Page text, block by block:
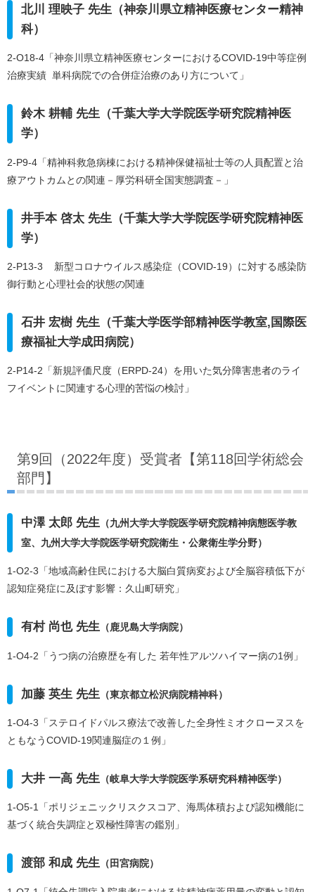
北川 理映子 先生（神奈川県立精神医療センター精神
科）
2-O18-4「神奈川県立精神医療センターにおけるCOVID-19中等症例
治療実績 単科病院での合併症治療のあり方について」
鈴木 耕輔 先生（千葉大学大学院医学研究院精神医
学）
2-P9-4「精神科救急病棟における精神保健福祉士等の人員配置と治
療アウトカムとの関連－厚労科研全国実態調査－」
井手本 啓太 先生（千葉大学大学院医学研究院精神医
学）
2-P13-3 新型コロナウイルス感染症（COVID-19）に対する感染防
御行動と心理社会的状態の関連
石井 宏樹 先生（千葉大学医学部精神医学教室,国際医
療福祉大学成田病院）
2-P14-2「新規評価尺度（ERPD-24）を用いた気分障害患者のライ
フイベントに関連する心理的苦悩の検討」
第9回（2022年度）受賞者【第118回学術総会
部門】
中澤 太郎 先生 （九州大学大学院医学研究院精神病態医学教
室、九州大学大学院医学研究院衛生・公衆衛生学分野）
1-O2-3「地域高齢住民における大脳白質病変および全脳容積低下が
認知症発症に及ぼす影響：久山町研究」
有村 尚也 先生 （鹿児島大学病院）
1-O4-2「うつ病の治療歴を有した 若年性アルツハイマー病の1例」
加藤 英生 先生 （東京都立松沢病院精神科）
1-O4-3「ステロイドパルス療法で改善した全身性ミオクローヌスを
ともなうCOVID-19関連脳症の１例」
大井 一高 先生 （岐阜大学大学院医学系研究科精神医学）
1-O5-1「ポリジェニックリスクスコア、海馬体積および認知機能に
基づく統合失調症と双極性障害の鑑別」
渡部 和成 先生 （田宮病院）